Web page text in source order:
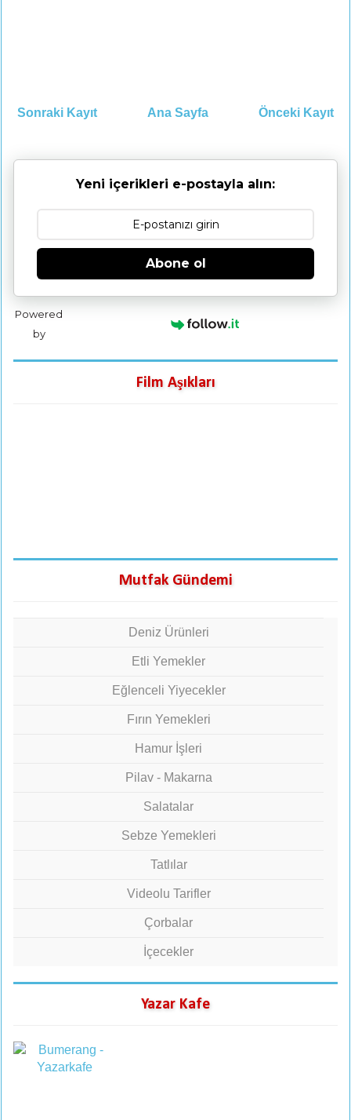
Sonraki Kayıt Önceki Kayıt
Ana Sayfa
Yeni içerikleri e-postayla alın:
Abone ol
Powered
by
Film Aşıkları
Mutfak Gündemi
Deniz Ürünleri
Etli Yemekler
Eğlenceli Yiyecekler
Fırın Yemekleri
Hamur İşleri
Pilav - Makarna
Salatalar
Sebze Yemekleri
Tatlılar
Videolu Tarifler
Çorbalar
İçecekler
Yazar Kafe